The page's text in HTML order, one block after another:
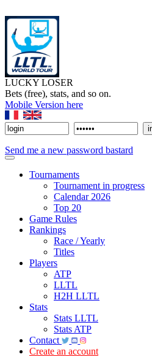
LUCKY LOSER
Bets (free), stats, and so on.
Mobile Version here
Send me a new password bastard
Tournaments
Tournament in progress
Calendar 2026
Top 20
Game Rules
Rankings
Race / Yearly
Titles
Players
ATP
LLTL
H2H LLTL
Stats
Stats LLTL
Stats ATP
Contact
Create an account